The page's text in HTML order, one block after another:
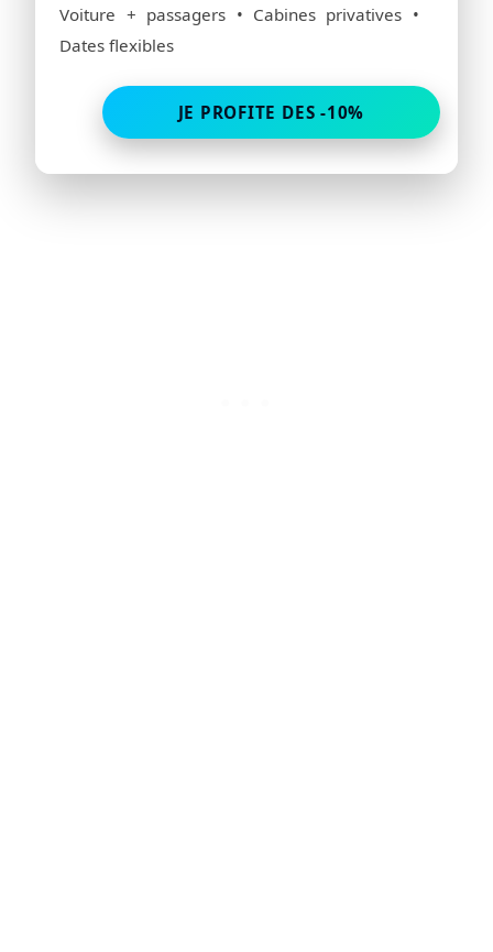
Voiture + passagers • Cabines privatives •
Dates flexibles
JE PROFITE DES -10%